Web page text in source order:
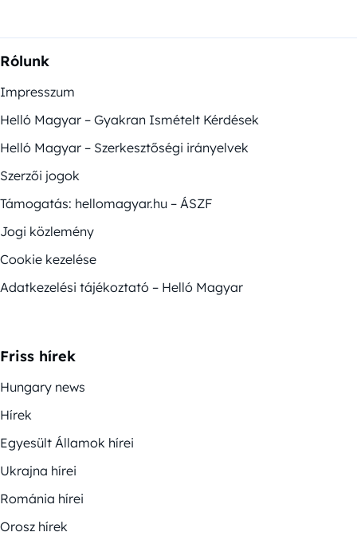
Rólunk
Impresszum
Helló Magyar – Gyakran Ismételt Kérdések
Helló Magyar – Szerkesztőségi irányelvek
Szerzői jogok
Támogatás: hellomagyar.hu – ÁSZF
Jogi közlemény
Cookie kezelése
Adatkezelési tájékoztató – Helló Magyar
Friss hírek
Hungary news
Hírek
Egyesült Államok hírei
Ukrajna hírei
Románia hírei
Orosz hírek